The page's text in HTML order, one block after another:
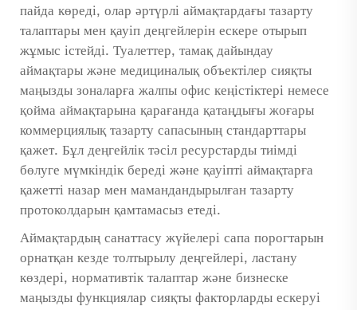
пайда көреді, олар әртүрлі аймақтардағы тазарту
талаптары мен қауіп деңгейлерін ескере отырып
жұмыс істейді. Туалеттер, тамақ дайындау
аймақтары және медициналық объектілер сияқты
маңызды зоналарға жалпы офис кеңістіктері немесе
қойма аймақтарына қарағанда қатаңдығы жоғары
коммерциялық тазарту сапасының стандарттары
қажет. Бұл деңгейлік тәсіл ресурстарды тиімді
бөлуге мүмкіндік береді және қауіпті аймақтарға
қажетті назар мен мамандандырылған тазарту
протоколдарын қамтамасыз етеді.
Аймақтардың санаттасу жүйелері сапа порогтарын
орнатқан кезде толтырылу деңгейлері, ластану
көздері, нормативтік талаптар және бизнеске
маңызды функциялар сияқты факторларды ескеруі